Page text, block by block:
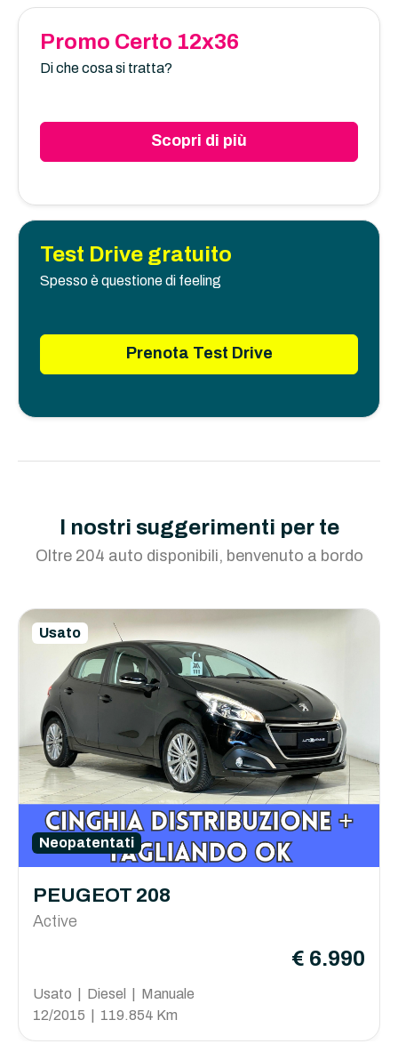
Promo Certo 12x36
Di che cosa si tratta?
Scopri di più
Test Drive gratuito
Spesso è questione di feeling
Prenota Test Drive
I nostri suggerimenti per te
Oltre 204 auto disponibili, benvenuto a bordo
Usato
Neopatentati
PEUGEOT 208
Active
€ 6.990
Usato | Diesel | Manuale
12/2015 | 119.854 Km